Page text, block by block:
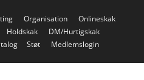
Organisation
Onlineskak
Holdskak
DM/Hurtigskak
Støt Medlemslogin